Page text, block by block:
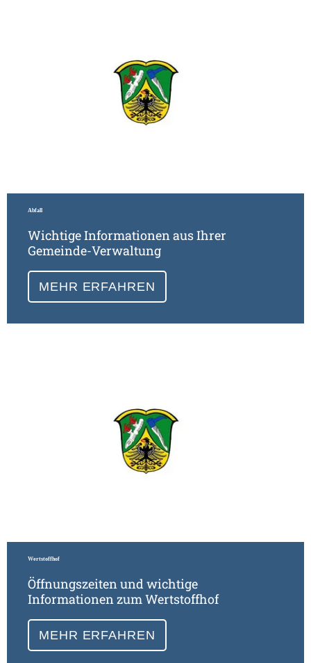
Abfall
Wichtige Informationen aus Ihrer
Gemeinde-Verwaltung
MEHR ERFAHREN
Wertstoffhof
Öffnungszeiten und wichtige
Informationen zum Wertstoffhof
MEHR ERFAHREN